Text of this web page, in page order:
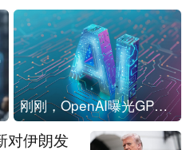
刚刚，OpenAI曝光GPT-6！传10万亿参数，8月强行发布
对伊朗发